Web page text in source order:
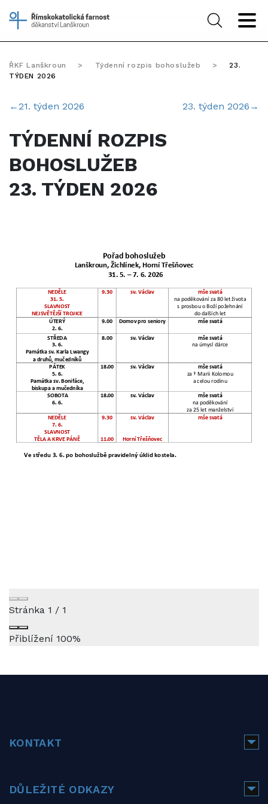
ŘKF Lanškroun > Týdenní rozpis bohoslužeb >
23.
TÝDEN 2026
23. týden 2026 →
←21. týden 2026
TÝDENNÍ ROZPIS
BOHOSLUŽEB
23. TÝDEN 2026
Stránka 1 / 1
Přiblížení 100%
KONTAKT
DŮLEŽITÉ ODKAZY